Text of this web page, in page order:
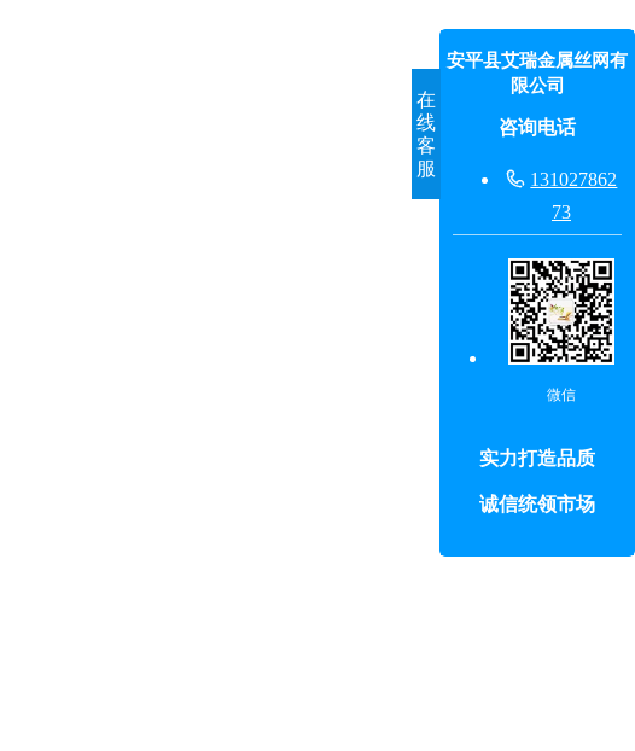
在
线
客
服
安平县艾瑞金属丝网有
限公司
咨询电话
 131027862
73
微信
实力打造品质
诚信统领市场